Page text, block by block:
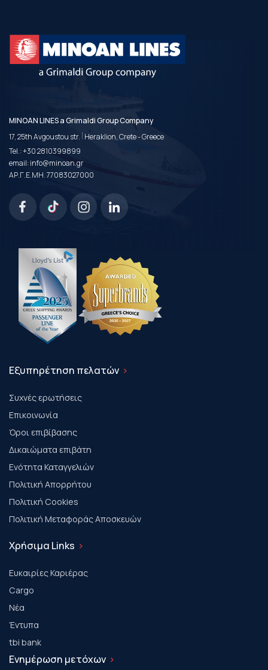
MINOAN LINES a Grimaldi Group Company
17, 25th Avgoustou str. | Heraklion, Crete - Greece
Tel.:+30 2810399899
email:info@minoan.gr
ΑΡ.Γ.Ε.ΜΗ. 77083027000
Εξυπηρέτηση πελατών
Συχνές ερωτήσεις
Επικοινωνία
Όροι επιβίβασης
Δικαιώματα επιβάτη
Ενότητα Καταγγελιών
Πολιτική Απορρήτου
Πολιτική Cookies
Πολιτική Μεταφοράς Αποσκευών
Χρήσιμα Links
Ευκαιρίες Καριέρας
Cargo
Νέα
Έντυπα
tbi bank
Ενημέρωση μετόχων